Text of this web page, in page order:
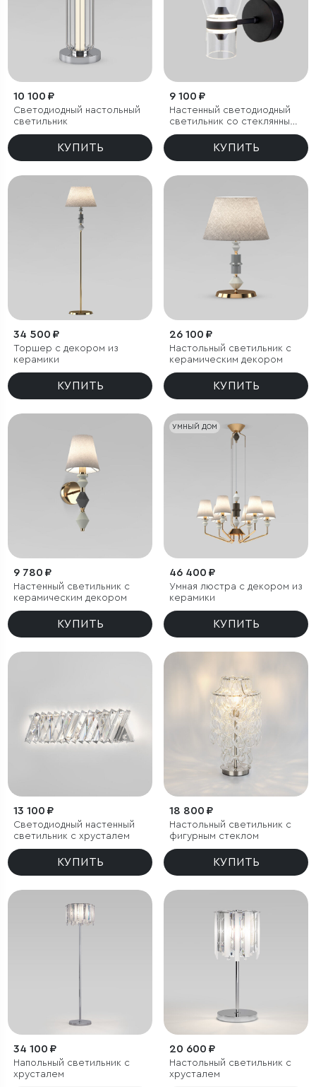
10 100 ₽
Светодиодный настольный
светильник
КУПИТЬ
9 100 ₽
Настенный светодиодный
светильник со стеклянным
плафоном
КУПИТЬ
34 500 ₽
Торшер с декором из
керамики
КУПИТЬ
26 100 ₽
Настольный светильник с
керамическим декором
КУПИТЬ
9 780 ₽
Настенный светильник с
керамическим декором
КУПИТЬ
УМНЫЙ ДОМ
46 400 ₽
Умная люстра с декором из
керамики
КУПИТЬ
13 100 ₽
Светодиодный настенный
светильник с хрусталем
КУПИТЬ
18 800 ₽
Настольный светильник с
фигурным стеклом
КУПИТЬ
34 100 ₽
Напольный светильник с
хрусталем
20 600 ₽
Настольный светильник с
хрусталем